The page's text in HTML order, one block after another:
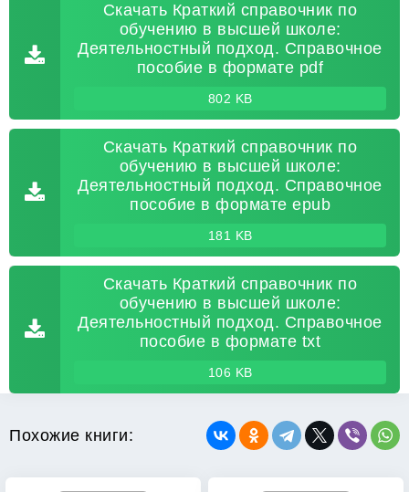
Скачать Краткий справочник по
обучению в высшей школе:
Деятельностный подход. Справочное
пособие в формате pdf
802 KB
Скачать Краткий справочник по
обучению в высшей школе:
Деятельностный подход. Справочное
пособие в формате epub
181 KB
Скачать Краткий справочник по
обучению в высшей школе:
Деятельностный подход. Справочное
пособие в формате txt
106 KB
Похожие книги: